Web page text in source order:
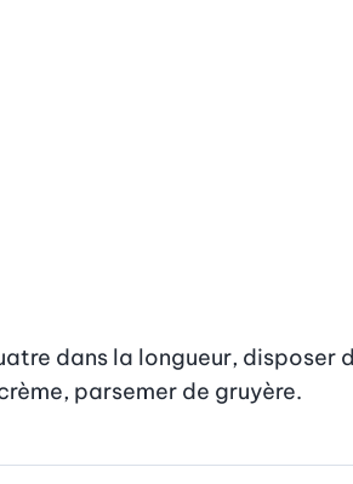
dans la longueur,
parsemer de gruyère.